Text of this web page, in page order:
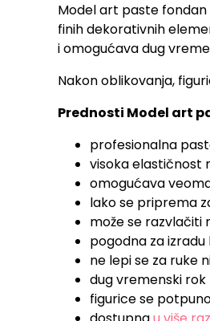
Model art paste fondan
finih dekorativnih
i omogućava dug
Nakon oblikovanja,
Prednosti Model art
profesionalna
visoka elastičnost
omogućava
lako se priprema
može se razvlačiti
pogodna za
ne lepi se za ruke
dug vremenski
figurice se